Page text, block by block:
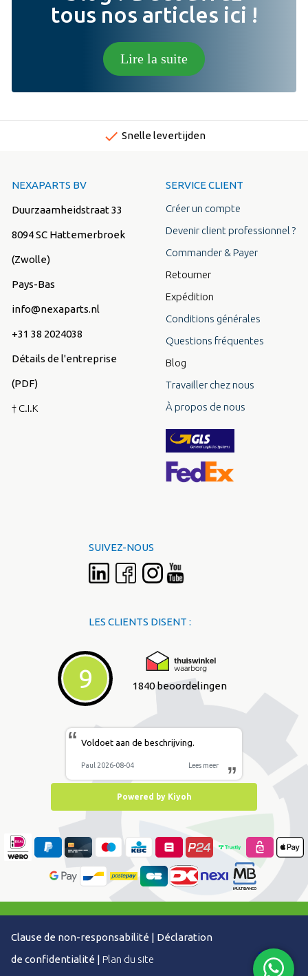
tous nos articles ici !
Lire la suite
done Snelle levertijden
NEXAPARTS BV
Duurzaamheidstraat 33
8094 SC Hattemerbroek
(Zwolle)
Pays-Bas
info@nexaparts.nl
+31 38 2024038
Détails de l'entreprise
(PDF)
† C.I.K
SERVICE CLIENT
Créer un compte
Devenir client professionnel ?
Commander & Payer
Retourner
Expédition
Conditions générales
Questions fréquentes
Blog
Travailler chez nous
À propos de nous
SUIVEZ-NOUS
LES CLIENTS DISENT :
9 1840 beoordelingen
“ Voldoet aan de beschrijving.
Paul 2026-08-04 Lees meer ”
Powered by Kiyoh
Clause de non-responsabilité | Déclaration
de confidentialité | Plan du site